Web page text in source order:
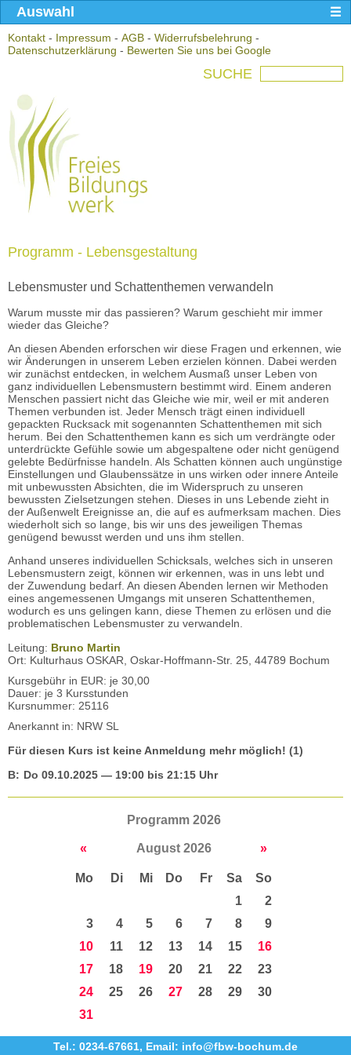
Kontakt - Impressum - AGB - Widerrufsbelehrung -
Datenschutzerklärung - Bewerten Sie uns bei Google
SUCHE
Programm - Lebensgestaltung
Lebensmuster und Schattenthemen verwandeln
Warum musste mir das passieren? Warum geschieht mir immer
wieder das Gleiche?
An diesen Abenden erforschen wir diese Fragen und erkennen, wie
wir Änderungen in unserem Leben erzielen können. Dabei werden
wir zunächst entdecken, in welchem Ausmaß unser Leben von
ganz individuellen Lebensmustern bestimmt wird. Einem anderen
Menschen passiert nicht das Gleiche wie mir, weil er mit anderen
Themen verbunden ist. Jeder Mensch trägt einen individuell
gepackten Rucksack mit sogenannten Schattenthemen mit sich
herum. Bei den Schattenthemen kann es sich um verdrängte oder
unterdrückte Gefühle sowie um abgespaltene oder nicht genügend
gelebte Bedürfnisse handeln. Als Schatten können auch ungünstige
Einstellungen und Glaubenssätze in uns wirken oder innere Anteile
mit unbewussten Absichten, die im Widerspruch zu unseren
bewussten Zielsetzungen stehen. Dieses in uns Lebende zieht in
der Außenwelt Ereignisse an, die auf es aufmerksam machen. Dies
wiederholt sich so lange, bis wir uns des jeweiligen Themas
genügend bewusst werden und uns ihm stellen.
Anhand unseres individuellen Schicksals, welches sich in unseren
Lebensmustern zeigt, können wir erkennen, was in uns lebt und
der Zuwendung bedarf. An diesen Abenden lernen wir Methoden
eines angemessenen Umgangs mit unseren Schattenthemen,
wodurch es uns gelingen kann, diese Themen zu erlösen und die
problematischen Lebensmuster zu verwandeln.
Leitung: Bruno Martin
Ort: Kulturhaus OSKAR, Oskar-Hoffmann-Str. 25, 44789 Bochum
Kursgebühr in EUR: je 30,00
Dauer: je 3 Kursstunden
Kursnummer: 25116
Anerkannt in: NRW SL
Für diesen Kurs ist keine Anmeldung mehr möglich! (1)
B: Do 09.10.2025 — 19:00 bis 21:15 Uhr
Programm 2026
« August 2026 »
Mo Di Mi Do Fr Sa
So
1
2
3
4 5 6 7 8
9
10
11 12 13 14 15
16
17
18 19 20 21 22
23
24
25 26 27 28 29
30
31
Tel.: 0234-67661, Email: info@fbw-bochum.de
Auswahl